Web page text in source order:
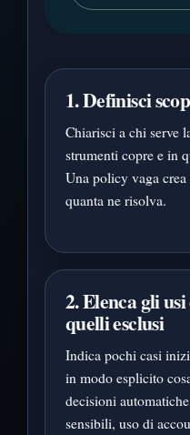
1. Definisci
Chiarisci a chi serve
strumenti copre e in
Una policy vaga
quanta ne risolva.
2. Elenca gli
quelli esclusi
Indica pochi casi
in modo esplicito
decisioni
sensibili, uso di